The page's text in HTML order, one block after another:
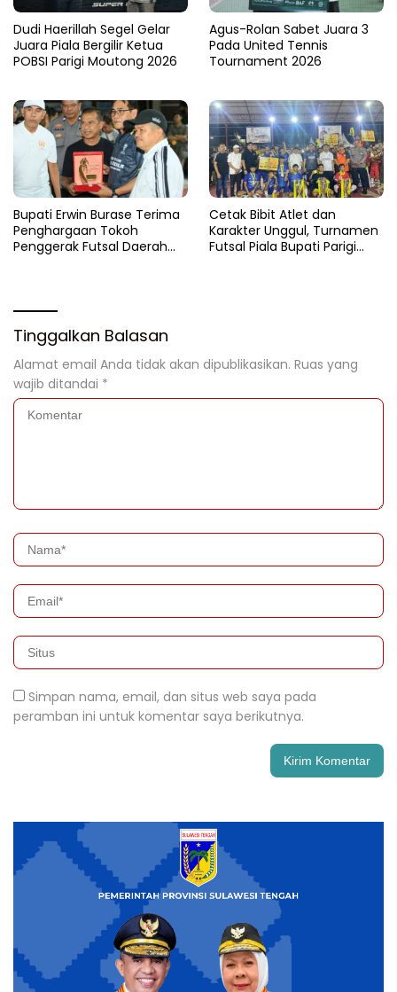
Dudi Haerillah Segel Gelar
Juara Piala Bergilir Ketua
POBSI Parigi Moutong 2026
Agus-Rolan Sabet Juara 3
Pada United Tennis
Tournament 2026
Bupati Erwin Burase Terima
Penghargaan Tokoh
Penggerak Futsal Daerah
Cetak Bibit Atlet dan
Karakter Unggul, Turnamen
Futsal Piala Bupati Parigi
Tinggalkan Balasan
Alamat email Anda tidak akan dipublikasikan. Ruas yang
wajib ditandai *
Simpan nama, email, dan situs web saya pada
peramban ini untuk komentar saya berikutnya.